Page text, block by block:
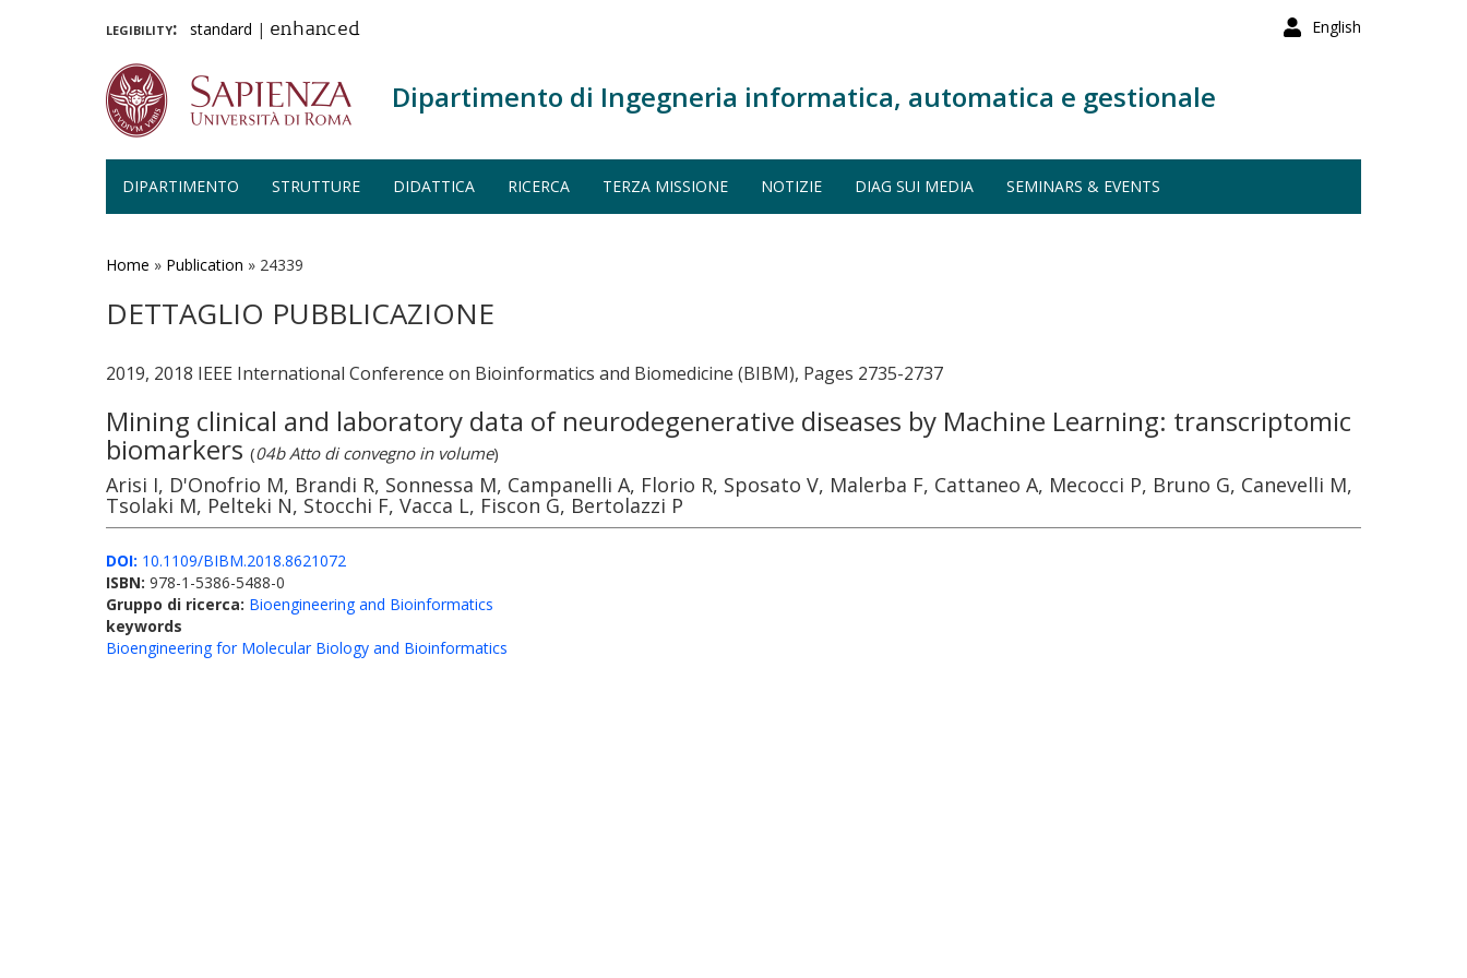
English
legibility: standard | enhanced
Dipartimento di Ingegneria informatica, automatica e gestionale
DIPARTIMENTO STRUTTURE DIDATTICA RICERCA TERZA MISSIONE NOTIZIE DIAG SUI MEDIA SEMINARS & EVENTS
Home » Publication » 24339
DETTAGLIO PUBBLICAZIONE
2019, 2018 IEEE International Conference on Bioinformatics and Biomedicine (BIBM), Pages 2735-2737
Mining clinical and laboratory data of neurodegenerative diseases by Machine Learning: transcriptomic
biomarkers (04b Atto di convegno in volume)
Arisi I, D'Onofrio M, Brandi R, Sonnessa M, Campanelli A, Florio R, Sposato V, Malerba F, Cattaneo A, Mecocci P, Bruno G, Canevelli M,
Tsolaki M, Pelteki N, Stocchi F, Vacca L, Fiscon G, Bertolazzi P
DOI: 10.1109/BIBM.2018.8621072
ISBN: 978-1-5386-5488-0
Gruppo di ricerca: Bioengineering and Bioinformatics
keywords
Bioengineering for Molecular Biology and Bioinformatics